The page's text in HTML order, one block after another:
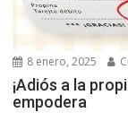
8 enero, 2025
¡Adiós a la
empodera